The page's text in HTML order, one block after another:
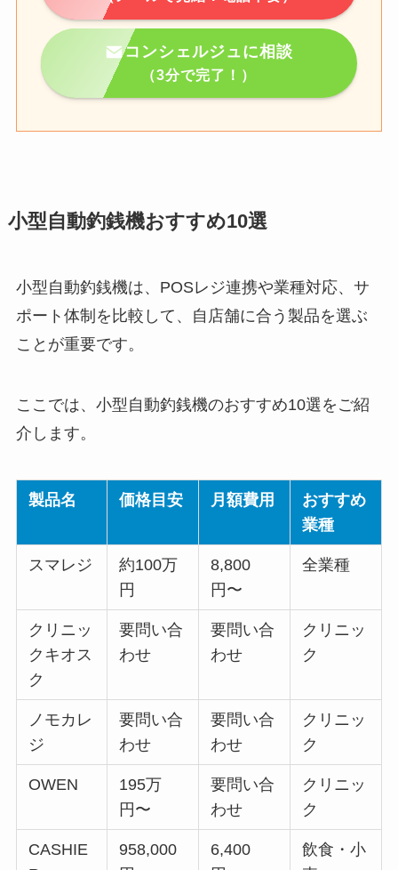
コンシェルジュに相談
（3分で完了！）
小型自動釣銭機おすすめ10選
小型自動釣銭機は、POSレジ連携や業種対応、サ
ポート体制を比較して、自店舗に合う製品を選ぶ
ことが重要です。
ここでは、小型自動釣銭機のおすすめ10選をご紹
介します。
製品名 価格目安 月額費用
おすすめ
業種
スマレジ
約100万
円
8,800
円〜
全業種
クリニッ
クキオス
ク
要問い合
わせ
要問い合
わせ
クリニッ
ク
ノモカレ
ジ
要問い合
わせ
要問い合
わせ
クリニッ
ク
OWEN
195万
円〜
要問い合
わせ
クリニッ
ク
CASHIE
958,000
6,400
飲食・小